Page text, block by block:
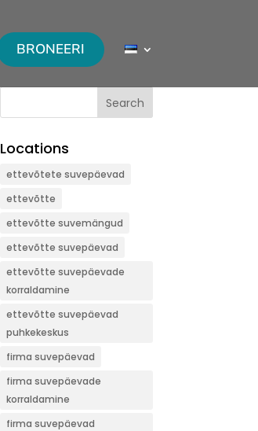
BRONEERI
Search
Locations
ettevõtete suvepäevad
ettevõtte
ettevõtte suvemängud
ettevõtte suvepäevad
ettevõtte suvepäevade
korraldamine
ettevõtte suvepäevad
puhkekeskus
firma suvepäevad
firma suvepäevade
korraldamine
firma suvepäevad